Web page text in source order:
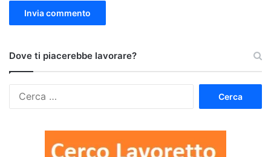
Dove ti piacerebbe lavorare?